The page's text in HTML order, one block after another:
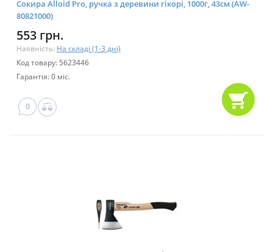
Сокира Alloid Pro, ручка з деревини гікорі, 1000г, 43см (AW-
80821000)
553 грн.
Наявність: На складі (1-3 дні)
Код товару: 5623446
Гарантія: 0 міс.
0